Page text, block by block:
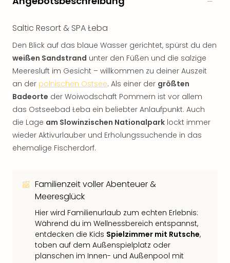
Saltic Resort & SPA Łeba
Den Blick auf das blaue Wasser gerichtet, spürst du den
weißen Sandstrand unter den Füßen und die salzige
Meeresluft im Gesicht – willkommen zu deiner Auszeit
an der polnischen Ostsee. Als einer der größten
Badeorte der Woiwodschaft Pommern ist vor allem
das Ostseebad Łeba ein beliebter Anlaufpunkt. Auch
die Lage am Slowinzischen Nationalpark lockt immer
wieder Aktivurlauber und Erholungssuchende in das
ehemalige Fischerdorf.
Familienzeit voller Abenteuer &
Meeresglück
Hier wird Familienurlaub zum echten Erlebnis:
Während du im Wellnessbereich entspannst,
entdecken die Kids Spielzimmer mit Rutsche,
toben auf dem Außenspielplatz oder
planschen im Innen- und Außenpool mit